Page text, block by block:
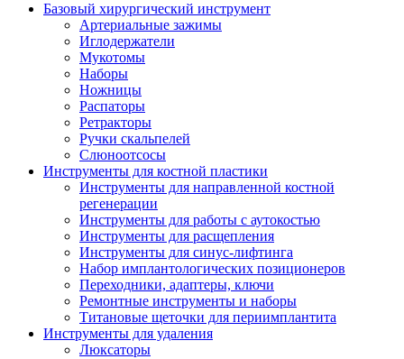
Базовый хирургический инструмент
Артериальные зажимы
Иглодержатели
Мукотомы
Наборы
Ножницы
Распаторы
Ретракторы
Ручки скальпелей
Слюноотсосы
Инструменты для костной пластики
Инструменты для направленной костной
регенерации
Инструменты для работы с аутокостью
Инструменты для расщепления
Инструменты для синус-лифтинга
Набор имплантологических позиционеров
Переходники, адаптеры, ключи
Ремонтные инструменты и наборы
Титановые щеточки для периимплантита
Инструменты для удаления
Люксаторы